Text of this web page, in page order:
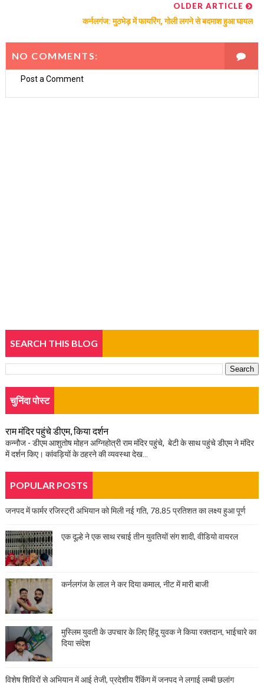
OLDER ARTICLE
कर्नलगंज: मुठभेड़ में फायरिंग, गोली लगने से बदमाश हुआ घायल
NO COMMENTS:
Post a Comment
SEARCH THIS BLOG
चुनिंदा पोस्ट
राम मंदिर पहुंचे डीएम, किया दर्शन
कन्नौज - डीएम आशुतोष मोहन अग्निहोत्री राम मंदिर पहुंचे, बेटी के साथ पहुंचे डीएम ने मंदिर
में दर्शन किए। कांवड़ियों के ठहरने की व्यवस्था देख...
POPULAR POSTS
जनपद में फार्मर रजिस्ट्री अभियान को मिली नई गति, 78.85 प्रतिशत का लक्ष्य हुआ पूर्ण
एक दूल्हे ने एक साथ रचाई तीन युवतियों संग शादी, वीडियो वायरल
कर्नलगंज के लाल ने कर दिया कमाल, नीट में मारी बाजी
मुस्लिम युवती के उपचार के लिए हिंदू युवक ने किया रक्तदान, भाईचारे का
दिया संदेश
विशेष शिविरों से अभियान में आई तेजी, प्रदेशीय रैंकिंग में जनपद ने लगाई लम्बी छलांग